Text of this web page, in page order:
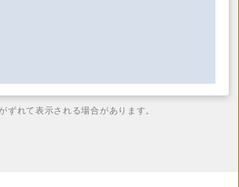
れて表示される場合があります。